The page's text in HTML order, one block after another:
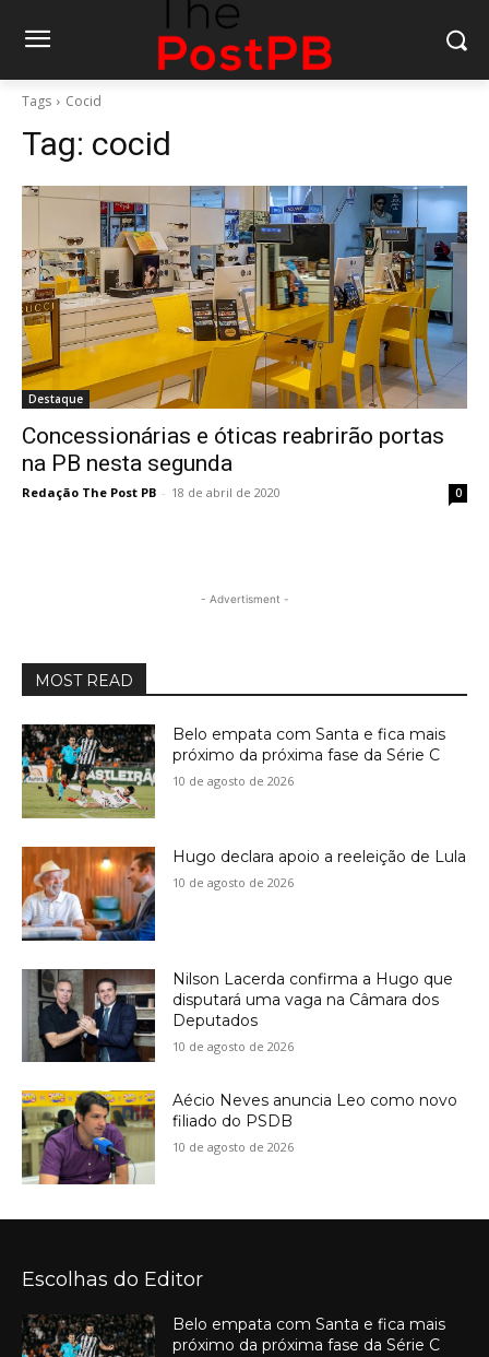
Tags Cocid
Tag: cocid
Destaque
Concessionárias e óticas reabrirão portas
na PB nesta segunda
Redação The Post PB - 18 de abril de 2020 0
- Advertisment -
MOST READ
Belo empata com Santa e fica mais
próximo da próxima fase da Série C
10 de agosto de 2026
Hugo declara apoio a reeleição de Lula
10 de agosto de 2026
Nilson Lacerda confirma a Hugo que
disputará uma vaga na Câmara dos
Deputados
10 de agosto de 2026
Aécio Neves anuncia Leo como novo
filiado do PSDB
10 de agosto de 2026
Escolhas do Editor
Belo empata com Santa e fica mais
próximo da próxima fase da Série C